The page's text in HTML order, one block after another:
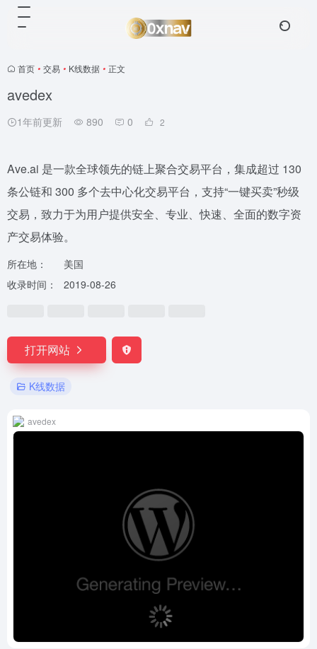
首页 • 交易 • K线数据 • 正文
avedex
1年前更新 890 0 2
Ave.ai 是一款全球领先的链上聚合交易平台，集成超过 130
条公链和 300 多个去中心化交易平台，支持“一键买卖”秒级
交易，致力于为用户提供安全、专业、快速、全面的数字资
产交易体验。
所在地：
美国
收录时间：
2019-08-26
打开网站
K线数据
avedex